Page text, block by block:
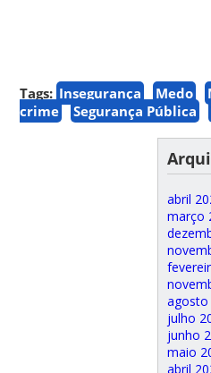
Tags: Insegurança Medo
crime
Segurança Pública
abril
março
agosto
julho
junho
maio
abril